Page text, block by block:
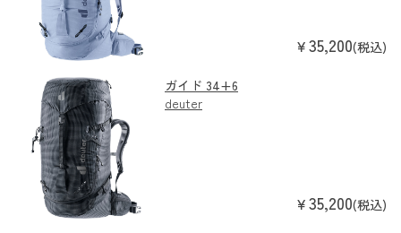
￥35,200(税込)
ガイド 34+6
deuter
￥35,200(税込)